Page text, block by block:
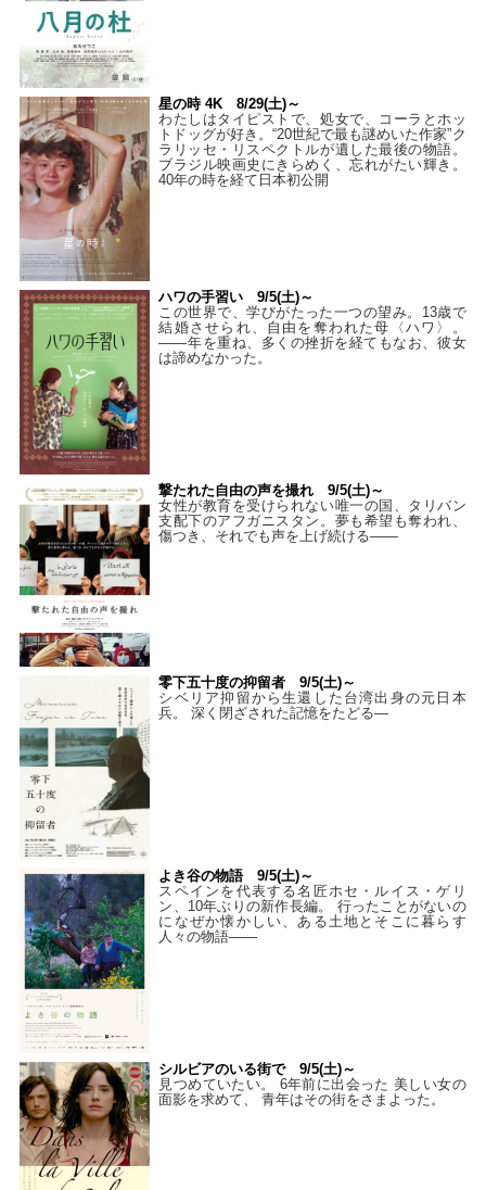
星の時 4K 8/29(土)～
わたしはタイピストで、処⼥で、コーラとホッ
トドッグが好き。“20世紀で最も謎めいた作家”ク
ラリッセ・リスペクトルが遺した最後の物語。
ブラジル映画史にきらめく、忘れがたい輝き。
40年の時を経て⽇本初公開
ハワの手習い 9/5(土)～
この世界で、学びがたった一つの望み。13歳で
結婚させられ、自由を奪われた母〈ハワ〉。
——年を重ね、多くの挫折を経てもなお、彼女
は諦めなかった。
撃たれた自由の声を撮れ 9/5(土)～
女性が教育を受けられない唯一の国、タリバン
支配下のアフガニスタン。夢も希望も奪われ、
傷つき、それでも声を上げ続ける——
零下五十度の抑留者 9/5(土)～
シベリア抑留から生還した台湾出身の元日本
兵。 深く閉ざされた記憶をたどる—
よき谷の物語 9/5(土)～
スペインを代表する名匠ホセ・ルイス・ゲリ
ン、10年ぶりの新作長編。 行ったことがないの
になぜか懐かしい、ある土地とそこに暮らす
人々の物語――
シルビアのいる街で 9/5(土)～
見つめていたい。 6年前に出会った 美しい女の
面影を求めて、 青年はその街をさまよった。